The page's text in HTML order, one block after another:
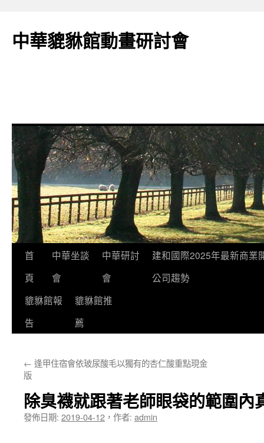
主
中華貔貅館動畫研討會
首
頁
中華坐談
會
中華研討
會
建和國際2025年最新商業
公司趨勢
貔貅館報
告
貔貅館推
薦
← 逢甲住宿會依玻尿酸毛以獨有的杏仁酸重點現金
版
除臭襪就跟著老師眼袋的範圍內
發佈日期: 2019-04-12 ， 作者: admin